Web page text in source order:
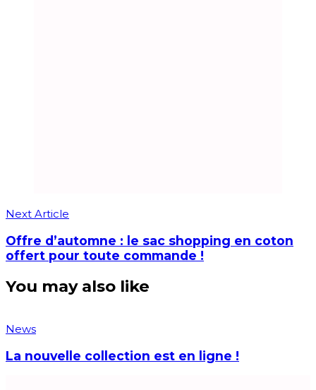
Next Article
Offre d’automne : le sac shopping en coton
offert pour toute commande !
You may also like
News
La nouvelle collection est en ligne !